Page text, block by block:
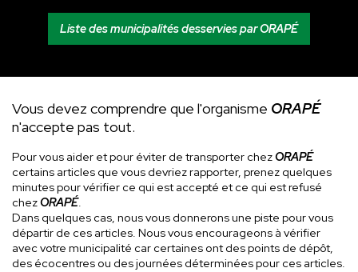
Liste des municipalités desservies par ORAPÉ
Vous devez comprendre que l'organisme ORAPÉ
n'accepte pas tout.
Pour vous aider et pour éviter de transporter chezORAPÉ
certains articles que vous devriez rapporter, prenez quelques
minutes pour vérifier ce qui est accepté et ce qui est refusé
chezORAPÉ.
Dans quelques cas, nous vous donnerons une piste pour vous
départir de ces articles. Nous vous encourageons à vérifier
avec votre municipalité car certaines ont des points de dépôt,
des écocentres ou des journées déterminées pour ces articles.